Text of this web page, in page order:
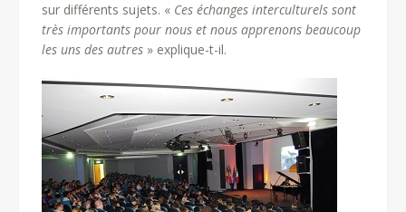
sur différents sujets. « Ces échanges interculturels sont
très importants pour nous et nous apprenons beaucoup
les uns des autres» explique-t-il.